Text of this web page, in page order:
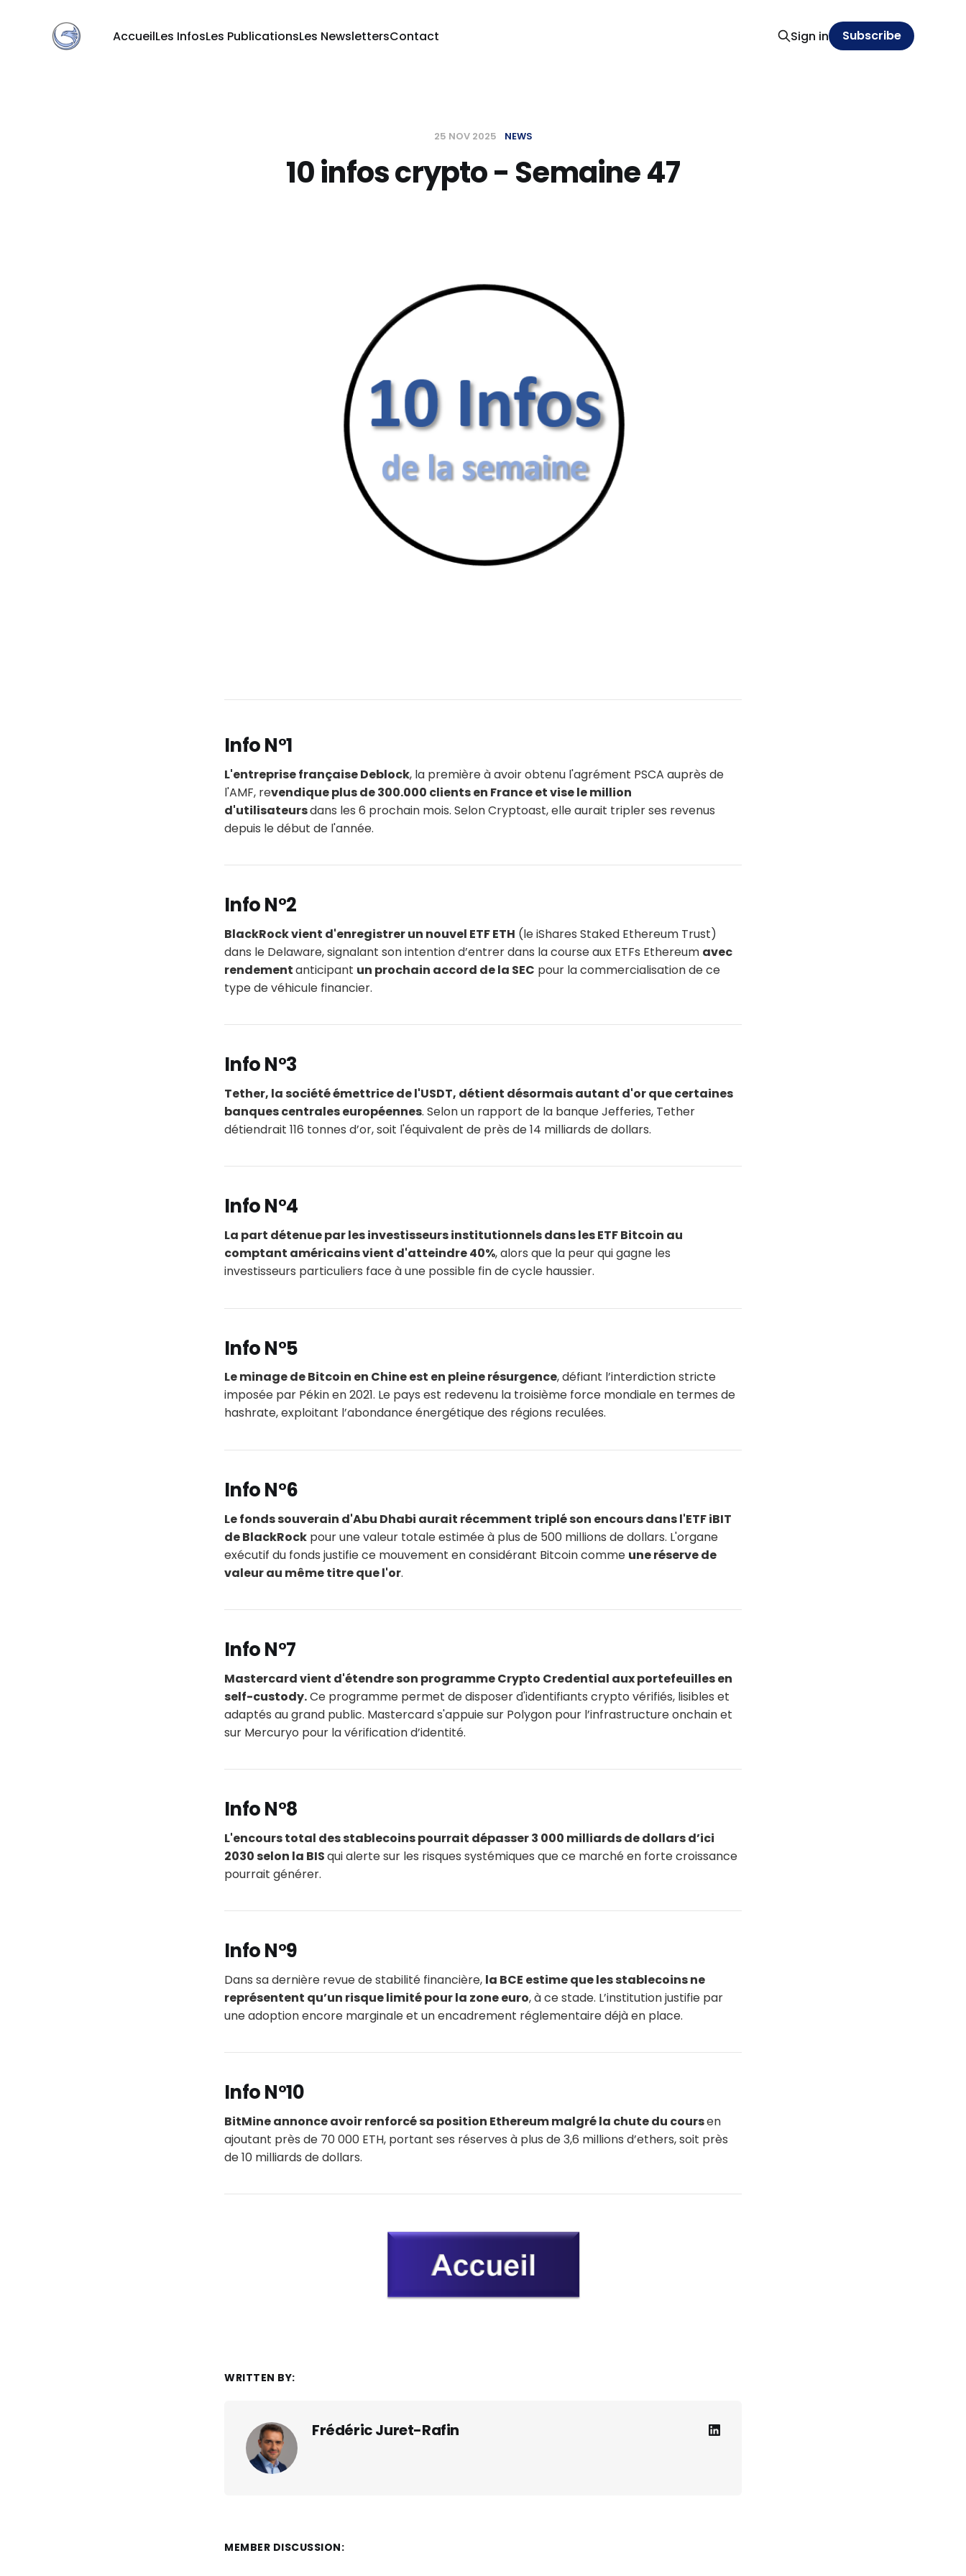
AccueilLes InfosLes PublicationsLes NewslettersContact Sign in Subscribe
25 NOV 2025 NEWS
10 infos crypto - Semaine 47
Info N°1
L'entreprise française Deblock, la première à avoir obtenu l'agrément PSCA auprès de
l'AMF, revendique plus de 300.000 clients en France et vise le million
d'utilisateursdans les 6 prochain mois. Selon Cryptoast, elle aurait tripler ses revenus
depuis le début de l'année.
Info N°2
BlackRock vient d'enregistrer un nouvel ETF ETH (le iShares Staked Ethereum Trust)
dans le Delaware, signalant son intention d’entrer dans la course aux ETFs Ethereum avec
rendementanticipant un prochain accord de la SEC pour la commercialisation de ce
type de véhicule financier.
Info N°3
Tether, la société émettrice de l'USDT, détient désormais autant d'or que certaines
banques centrales européennes. Selon un rapport de la banque Jefferies, Tether
détiendrait 116 tonnes d’or, soit l'équivalent de près de 14 milliards de dollars.
Info N°4
La part détenue par les investisseurs institutionnels dans les ETF Bitcoin au
comptant américains vient d'atteindre 40%, alors que la peur qui gagne les
investisseurs particuliers face à une possible fin de cycle haussier.
Info N°5
Le minage de Bitcoin en Chine est en pleine résurgence, défiant l’interdiction stricte
imposée par Pékin en 2021. Le pays est redevenu la troisième force mondiale en termes de
hashrate, exploitant l’abondance énergétique des régions reculées.
Info N°6
Le fonds souverain d'Abu Dhabi aurait récemment triplé son encours dans l'ETF iBIT
de BlackRock pour une valeur totale estimée à plus de 500 millions de dollars. L'organe
exécutif du fonds justifie ce mouvement en considérant Bitcoin comme une réserve de
valeur au même titre que l'or.
Info N°7
Mastercard vient d'étendre son programme Crypto Credential aux portefeuilles en
self-custody.Ce programme permet de disposer d'identifiants crypto vérifiés, lisibles et
adaptés au grand public. Mastercard s'appuie sur Polygon pour l’infrastructure onchain et
sur Mercuryo pour la vérification d’identité.
Info N°8
L'encours total des stablecoins pourrait dépasser 3 000 milliards de dollars d’ici
2030 selon la BISqui alerte sur les risques systémiques que ce marché en forte croissance
pourrait générer.
Info N°9
Dans sa dernière revue de stabilité financière, la BCE estime que les stablecoins ne
représentent qu’un risque limité pour la zone euro, à ce stade. L’institution justifie par
une adoption encore marginale et un encadrement réglementaire déjà en place.
Info N°10
BitMine annonce avoir renforcé sa position Ethereum malgré la chute du coursen
ajoutant près de 70 000 ETH, portant ses réserves à plus de 3,6 millions d’ethers, soit près
de 10 milliards de dollars.
WRITTEN BY:
Frédéric Juret-Rafin
MEMBER DISCUSSION: